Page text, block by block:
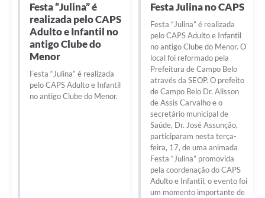
Festa “Julina” é
realizada pelo CAPS
Adulto e Infantil no
antigo Clube do
Menor
Festa “Julina” é realizada
pelo CAPS Adulto e Infantil
no antigo Clube do Menor.
Festa Julina no CAPS
Festa “Julina” é realizada
pelo CAPS Adulto e Infantil
no antigo Clube do Menor. O
local foi reformado pela
Prefeitura de Campo Belo
através da SEOP. O prefeito
de Campo Belo Dr. Alisson
de Assis Carvalho e o
secretário municipal de
Saúde, Dr. José Assunção,
participaram nesta terça-
feira, 17, de uma animada
Festa “Julina” promovida
pela coordenação do CAPS
Adulto e Infantil, o evento foi
um momento importante de